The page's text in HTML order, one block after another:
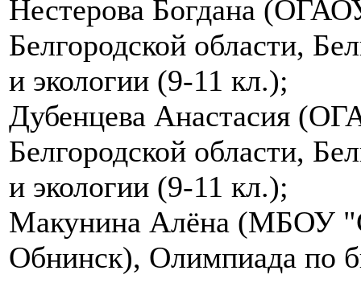
Нестерова Богдана
Белгородской области,
и экологии (9-11 кл.);
Дубенцева Анастасия
Белгородской области,
и экологии (9-11 кл.);
Макунина Алёна (МБОУ
Обнинск), Олимпиада по